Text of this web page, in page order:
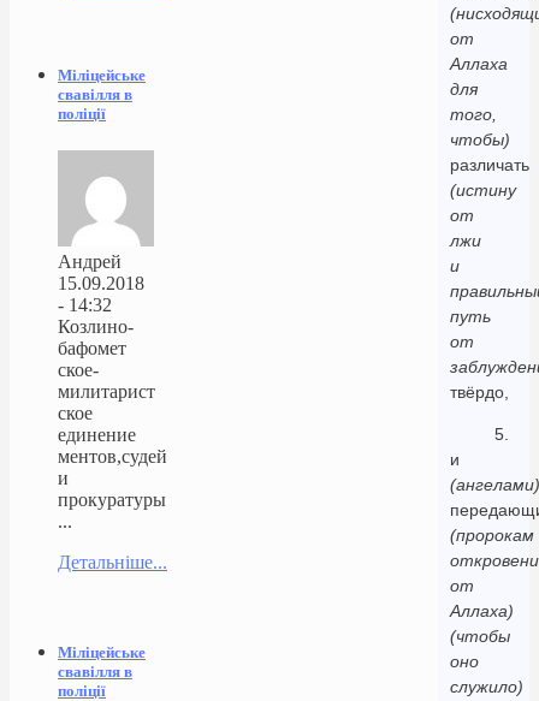
от
Аллаха
для
того,
чтобы)
различать
(истину
от
лжи
и
путь
от
твёрдо,
5.
и
(ангелами)
(пророкам
от
Аллаха)
(чтобы
оно
служило)
Міліцейське
свавілля в
поліції
Андрей
15.09.2018
- 14:32
Козлино-
бафомет
ское-
милитарист
ское
единение
ментов,судей
и
прокуратуры
...
Детальніше...
Міліцейське
свавілля в
поліції